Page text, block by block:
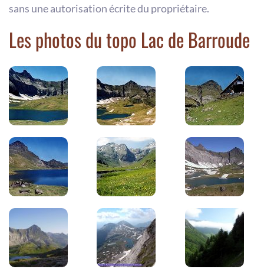
sans une autorisation écrite du propriétaire.
Les photos du topo Lac de Barroude